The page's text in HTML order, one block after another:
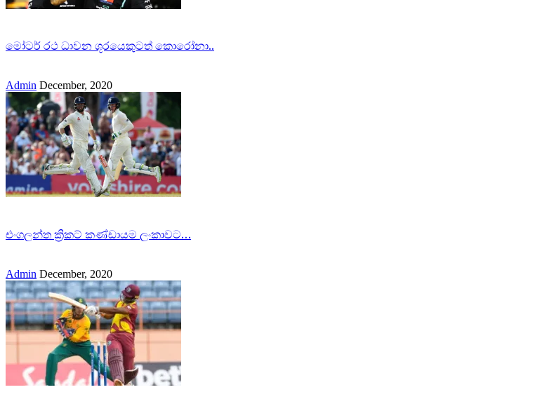
මෝටර් රථ ධාවන ශූරයෙකුටත් කොරෝනා..
Admin December, 2020
එංගලන්ත ක්‍රිකට් කණ්ඩායම ලංකාවට…
Admin December, 2020